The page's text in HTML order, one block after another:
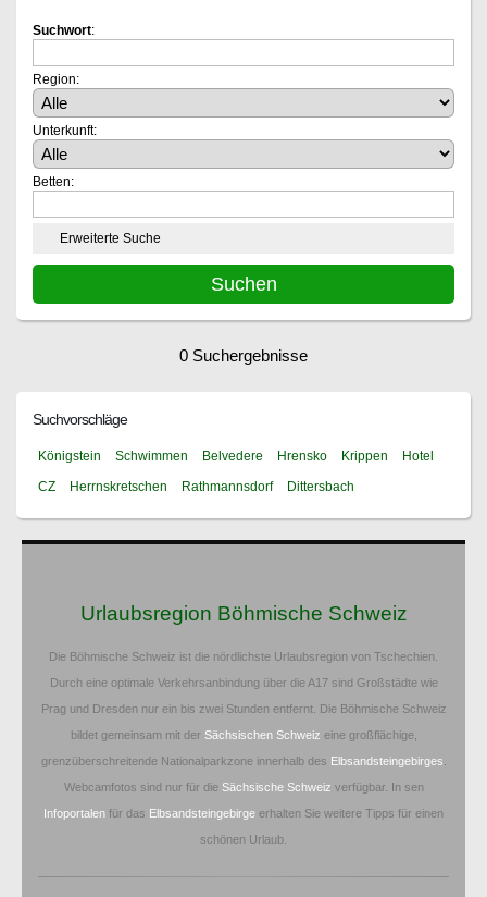
Suchwort:
Region:
Unterkunft:
Betten:
Erweiterte Suche
0 Suchergebnisse
Suchvorschläge
Königstein Schwimmen Belvedere Hrensko Krippen
Hotel
CZ
Herrnskretschen Rathmannsdorf Dittersbach
Urlaubsregion Böhmische Schweiz
Die Böhmische Schweiz ist die nördlichste Urlaubsregion von Tschechien.
Durch eine optimale Verkehrsanbindung über die A17 sind Großstädte wie
Prag und Dresden nur ein bis zwei Stunden entfernt. Die Böhmische Schweiz
bildet gemeinsam mit der Sächsischen Schweiz eine großflächige,
grenzüberschreitende Nationalparkzone innerhalb des Elbsandsteingebirges
Webcamfotos sind nur für die Sächsische Schweiz verfügbar. In sen
Infoportalen für das Elbsandsteingebirge erhalten Sie weitere Tipps für einen
schönen Urlaub.